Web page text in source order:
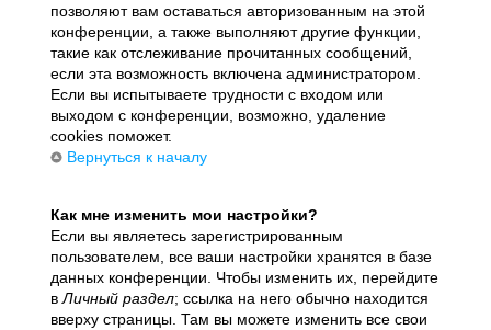
позволяют вам оставаться авторизованным на этой
конференции, а также выполняют другие функции,
такие как отслеживание прочитанных сообщений,
если эта возможность включена администратором.
Если вы испытываете трудности с входом или
выходом с конференции, возможно, удаление
cookies поможет.
Вернуться к началу
Как мне изменить мои настройки?
Если вы являетесь зарегистрированным
пользователем, все ваши настройки хранятся в базе
данных конференции. Чтобы изменить их, перейдите
вЛичный раздел; ссылка на него обычно находится
вверху страницы. Там вы можете изменить все свои